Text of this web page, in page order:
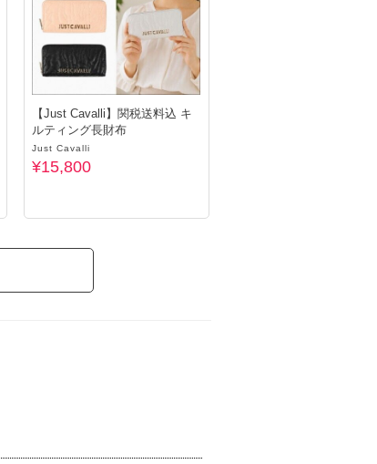
【Just Cavalli】関税送料込 キ
ルティング長財布
Just Cavalli
¥15,800